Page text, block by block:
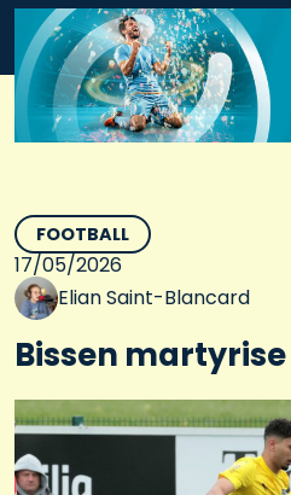
FOOTBALL
17/05/2026
Elian Saint-Blancard
Bissen